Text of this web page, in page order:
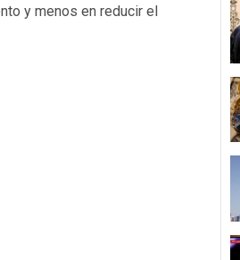
y menos en reducir el